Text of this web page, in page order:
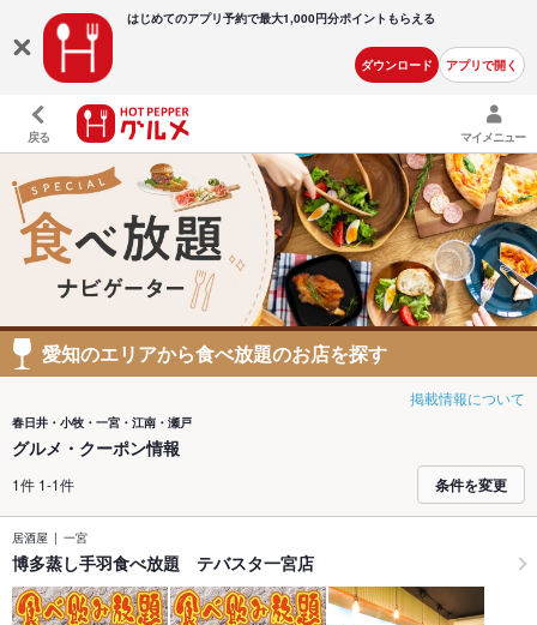
はじめてのアプリ予約で最大1,000円分ポイントもらえる
ダウンロード アプリで開く
戻る マイメニュー
愛知のエリアから食べ放題のお店を探す
掲載情報について
春日井・小牧・一宮・江南・瀬戸
グルメ・クーポン情報
1件 1-1件 条件を変更
居酒屋 一宮
博多蒸し手羽食べ放題 テバスタ一宮店